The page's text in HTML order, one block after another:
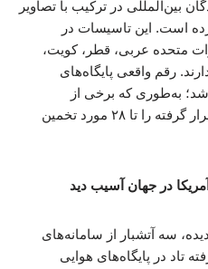
بین‌المللی در ترکیب با تصاویر
است. این تاسیسات در
متحده عربی، قطر، کویت،
رقم واقعی پایگاه‌های
به‌طوری که برخی از
تحلیلگران تعداد پایگاه‌های هدف قرار گرفته را تا ۲۸ مورد تخمین
سه آتشبار از سامانه‌های
تاد در پایگاه‌های هوایی